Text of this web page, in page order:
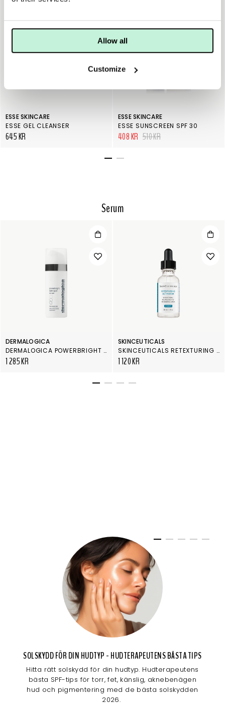
Allow all
Customize
ESSE SKINCARE
ESSE GEL CLEANSER
645 KR
ESSE SKINCARE
ESSE SUNSCREEN SPF 30
408 KR 510 KR
Serum
DERMALOGICA
DERMALOGICA POWERBRIGHT DARK SPOT SERUM
1 285 KR
SKINCEUTICALS
SKINCEUTICALS RETEXTURING ACTIVATOR
1 120 KR
SOLSKYDD FÖR DIN HUDTYP - HUDTERAPEUTENS BÄSTA TIPS
Hitta rätt solskydd för din hudtyp. Hudterapeutens
bästa SPF-tips för torr, fet, känslig, aknebenägen
hud och pigmentering med de bästa solskydden
2026.